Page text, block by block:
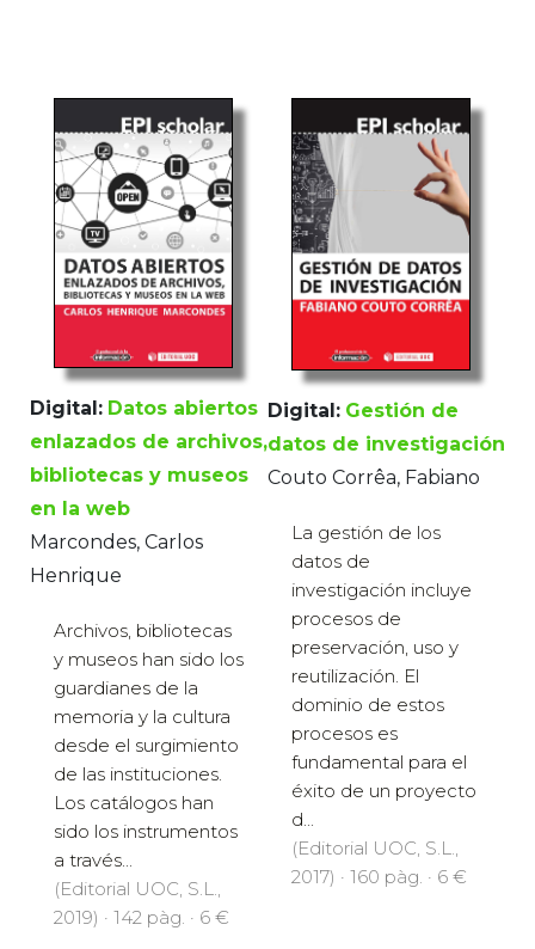
Digital: Datos abiertos
enlazados de archivos,
bibliotecas y museos
en la web
Marcondes, Carlos
Henrique
Archivos, bibliotecas
y museos han sido los
guardianes de la
memoria y la cultura
desde el surgimiento
de las instituciones.
Los catálogos han
sido los instrumentos
a través...
(Editorial UOC, S.L.,
2019) · 142 pàg. · 6 €
Digital: Gestión de
datos de investigación
Couto Corrêa, Fabiano
La gestión de los
datos de
investigación incluye
procesos de
preservación, uso y
reutilización. El
dominio de estos
procesos es
fundamental para el
éxito de un proyecto
d...
(Editorial UOC, S.L.,
2017) · 160 pàg. · 6 €